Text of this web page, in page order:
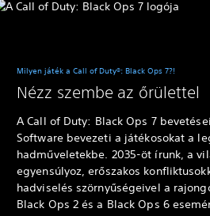
Milyen játék a Call of Duty®: Black Ops 7?!
Nézz szembe az őrülettel
A Call of Duty: Black Ops 7
Software bevezeti a játékosokat a
hadműveletekbe. 2035-öt írunk, a
egyensúlyoz, erőszakos
hadviselés szörnyűségeivel a
Black Ops 2 és a Black Ops 6